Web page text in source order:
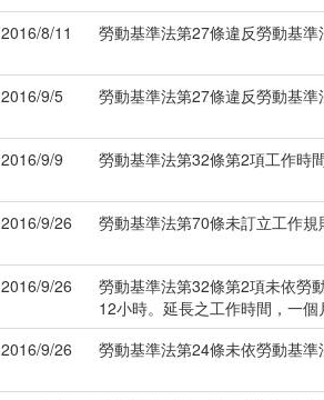
2016/8/11 勞動基準法第27條違反勞動基
2016/9/5 勞動基準法第27條違反勞動基
2016/9/9 勞動基準法第32條第2項工作時
2016/9/26 勞動基準法第70條未訂立工作
2016/9/26
勞動基準法第32條第2項未依勞
12小時。延長之工作時間，一
2016/9/26 勞動基準法第24條未依勞動基